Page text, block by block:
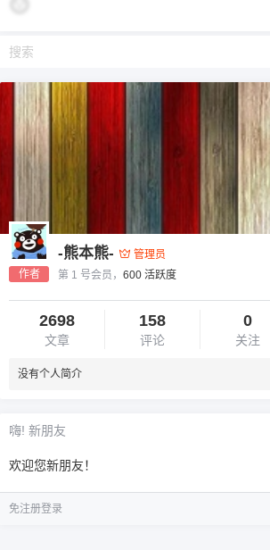
作者
-熊本熊-
管理员
第 1 号会员， 600 活跃度
2698
文章
158
评论
0
关注
没有个人简介
嗨! 新朋友
欢迎您新朋友！
免注册登录